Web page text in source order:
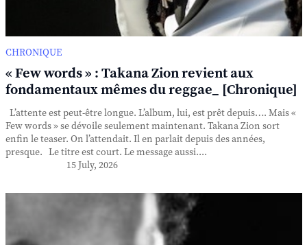
CHRONIQUE
« Few words » : Takana Zion revient aux
fondamentaux mêmes du reggae_ [Chronique]
L’attente est peut-être longue. L’album, lui, est prêt depuis…. Mais «
Few words » se dévoile seulement maintenant. Takana Zion sort
enfin le teaser. On l’attendait. Il en parlait depuis des années,
presque. Le titre est court. Le message aussi....
15 July, 2026